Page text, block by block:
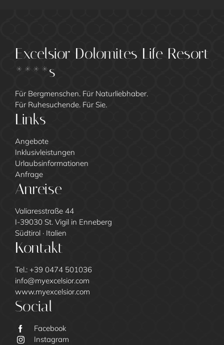
Excelsior Dolomites Life Resort
****s
Für Bergmenschen. Für Naturliebhaber.
Für Ruhesuchende. Für Sie.
Links
Angebote
Inklusivleistungen
Urlaubsinformationen
Anfrage
Anreise
Valiaresstraße 44
I-39030 St. Vigil in Enneberg
Südtirol · Italien
Kontakt
Tel.: +39 0474 501036
info@myexcelsior.com
www.myexcelsior.com
Social
Facebook
Instagram